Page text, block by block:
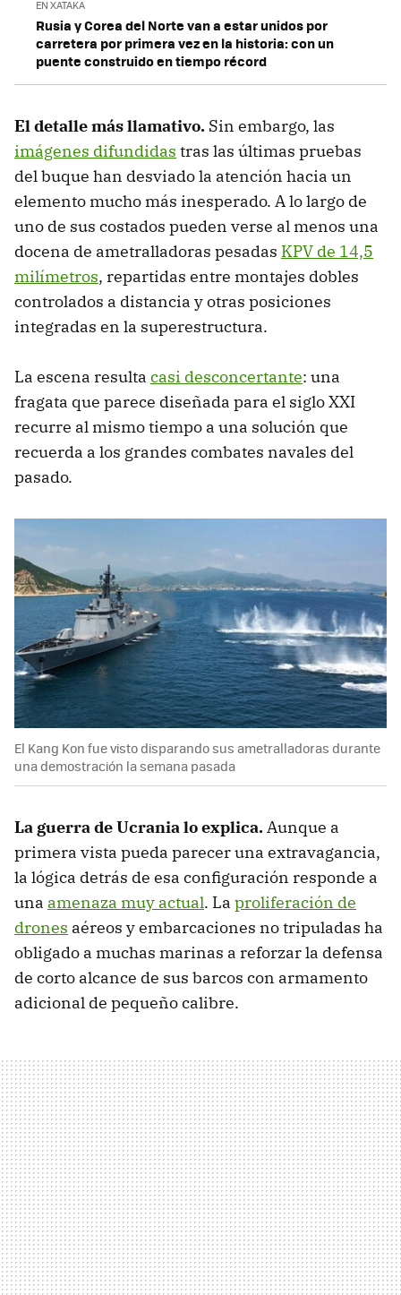
EN XATAKA
Rusia y Corea del Norte van a estar unidos por
carretera por primera vez en la historia: con un
puente construido en tiempo récord
El detalle más llamativo. Sin embargo, las
imágenes difundidas tras las últimas pruebas
del buque han desviado la atención hacia un
elemento mucho más inesperado. A lo largo de
uno de sus costados pueden verse al menos una
docena de ametralladoras pesadas KPV de 14,5
milímetros, repartidas entre montajes dobles
controlados a distancia y otras posiciones
integradas en la superestructura.
La escena resulta casi desconcertante: una
fragata que parece diseñada para el siglo XXI
recurre al mismo tiempo a una solución que
recuerda a los grandes combates navales del
pasado.
El Kang Kon fue visto disparando sus ametralladoras durante
una demostración la semana pasada
La guerra de Ucrania lo explica.Aunque a
primera vista pueda parecer una extravagancia,
la lógica detrás de esa configuración responde a
una amenaza muy actual. La proliferación de
drones aéreos y embarcaciones no tripuladas ha
obligado a muchas marinas a reforzar la defensa
de corto alcance de sus barcos con armamento
adicional de pequeño calibre.